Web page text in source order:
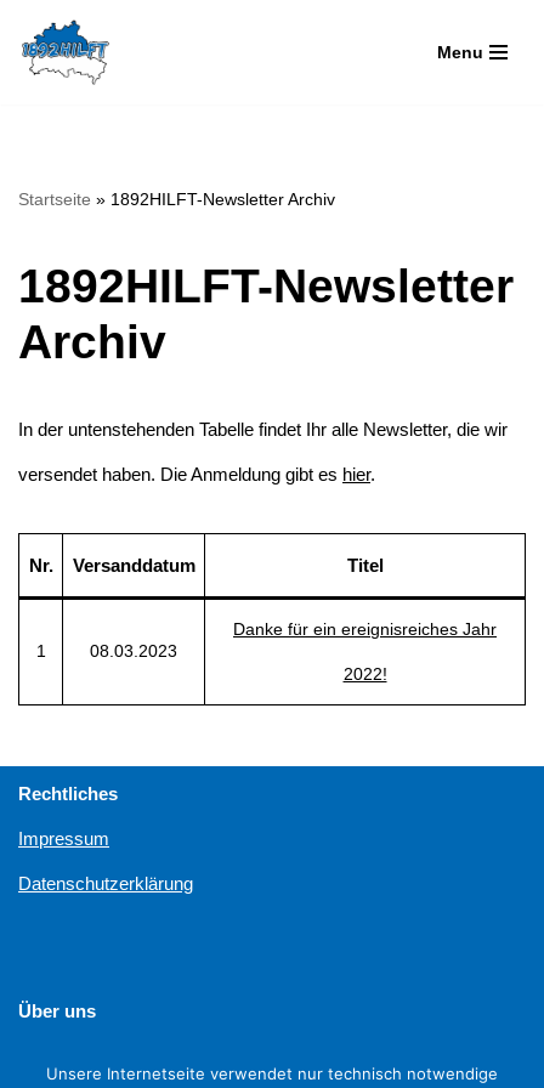
Zum
Menu
Startseite » 1892HILFT-Newsletter Archiv
1892HILFT-Newsletter
Archiv
In der untenstehenden Tabelle findet Ihr alle Newsletter, die wir
versendet haben. Die Anmeldung gibt es hier.
Nr. Versanddatum Titel
1 08.03.2023
Danke für ein ereignisreiches Jahr
2022!
Rechtliches
Impressum
Datenschutzerklärung
Über uns
Unsere Internetseite verwendet nur technisch notwendige